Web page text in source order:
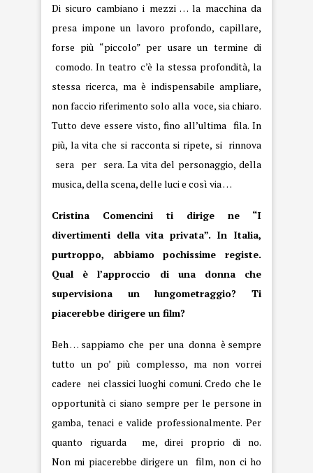
Di sicuro cambiano i mezzi … la macchina da
presa impone un lavoro profondo, capillare,
forse più “piccolo” per usare un termine di
comodo. In teatro c’è la stessa profondità, la
stessa ricerca, ma è indispensabile ampliare,
non faccio riferimento solo alla voce, sia chiaro.
Tutto deve essere visto, fino all’ultima fila. In
più, la vita che si racconta si ripete, si rinnova
sera per sera. La vita del personaggio, della
musica, della scena, delle luci e così via …
Cristina Comencini ti dirige ne “I
divertimenti della vita privata”. In Italia,
purtroppo, abbiamo pochissime registe.
Qual è l’approccio di una donna che
supervisiona un lungometraggio? Ti
piacerebbe dirigere un film?
Beh … sappiamo che per una donna è sempre
tutto un po’ più complesso, ma non vorrei
cadere nei classici luoghi comuni. Credo che le
opportunità ci siano sempre per le persone in
gamba, tenaci e valide professionalmente. Per
quanto riguarda me, direi proprio di no.
Non mi piacerebbe dirigere un film, non ci ho